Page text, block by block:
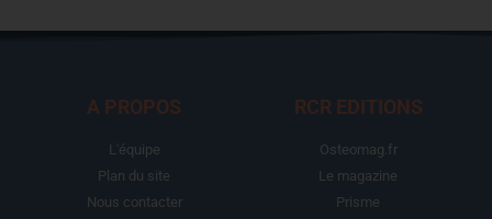
A PROPOS
L'équipe
Plan du site
Nous contacter
RCR EDITIONS
Osteomag.fr
Le magazine
Prisme